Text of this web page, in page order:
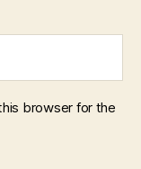
browser for the